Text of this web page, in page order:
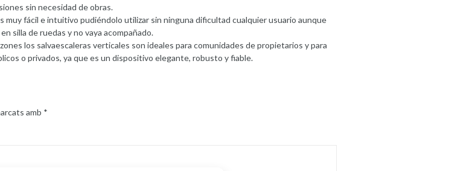
sin necesidad de obras.
muy fácil e intuitivo pudiéndolo utilizar sin ninguna dificultad cualquier usuario aunque
silla de ruedas y no vaya acompañado.
los salvaescaleras verticales son ideales para comunidades de propietarios y para
o privados, ya que es un dispositivo elegante, robusto y fiable.
amb *